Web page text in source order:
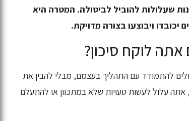
שעלולות להוביל לביטולה. המטרה היא
ויבוצעו בצורה מדויקת.
להתמודד עם התהליך בעצמם, מבלי להבין את
אתה עלול לעשות טעויות שלא במתכוון או להתעלם